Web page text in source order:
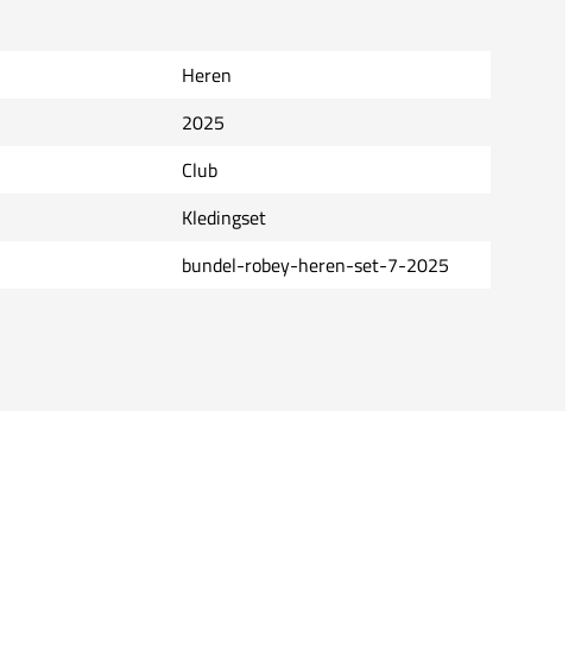
Heren
2025
Club
Kledingset
bundel-robey-heren-set-7-2025